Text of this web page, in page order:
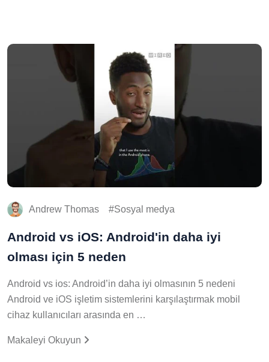
Andrew Thomas Sosyal medya
Android vs iOS: Android'in daha iyi
olması için 5 neden
Android vs ios: Android’in daha iyi olmasının 5 nedeni
Android ve iOS işletim sistemlerini karşılaştırmak mobil
cihaz kullanıcıları arasında en …
Makaleyi Okuyun